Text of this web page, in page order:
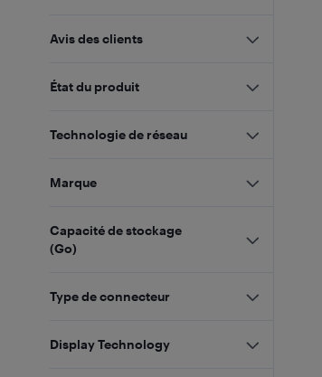
Avis des clients
État du produit
Technologie de réseau
Marque
Capacité de stockage
(Go)
Type de connecteur
Display Technology